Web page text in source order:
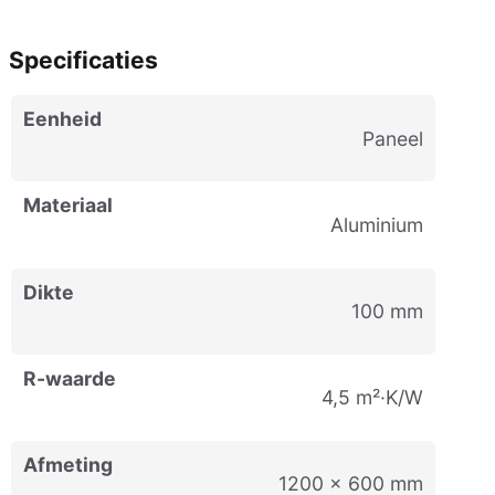
Specificaties
Eenheid
paneel
Materiaal
Aluminium
Dikte
100 mm
R-waarde
4,5 m²·K/W
Afmeting
1200 x 600 mm